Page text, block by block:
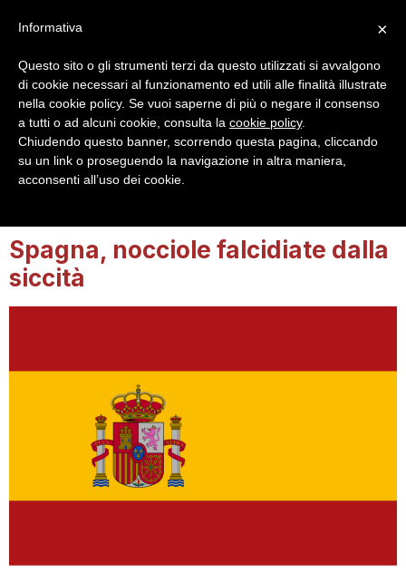
Login Registrazione
Spagna, nocciole falcidiate dalla
siccità
×
Informativa
Questo sito o gli strumenti terzi da questo utilizzati si avvalgono
di cookie necessari al funzionamento ed utili alle finalità illustrate
nella cookie policy. Se vuoi saperne di più o negare il consenso
a tutti o ad alcuni cookie, consulta la cookie policy.
Chiudendo questo banner, scorrendo questa pagina, cliccando
su un link o proseguendo la navigazione in altra maniera,
acconsenti all’uso dei cookie.